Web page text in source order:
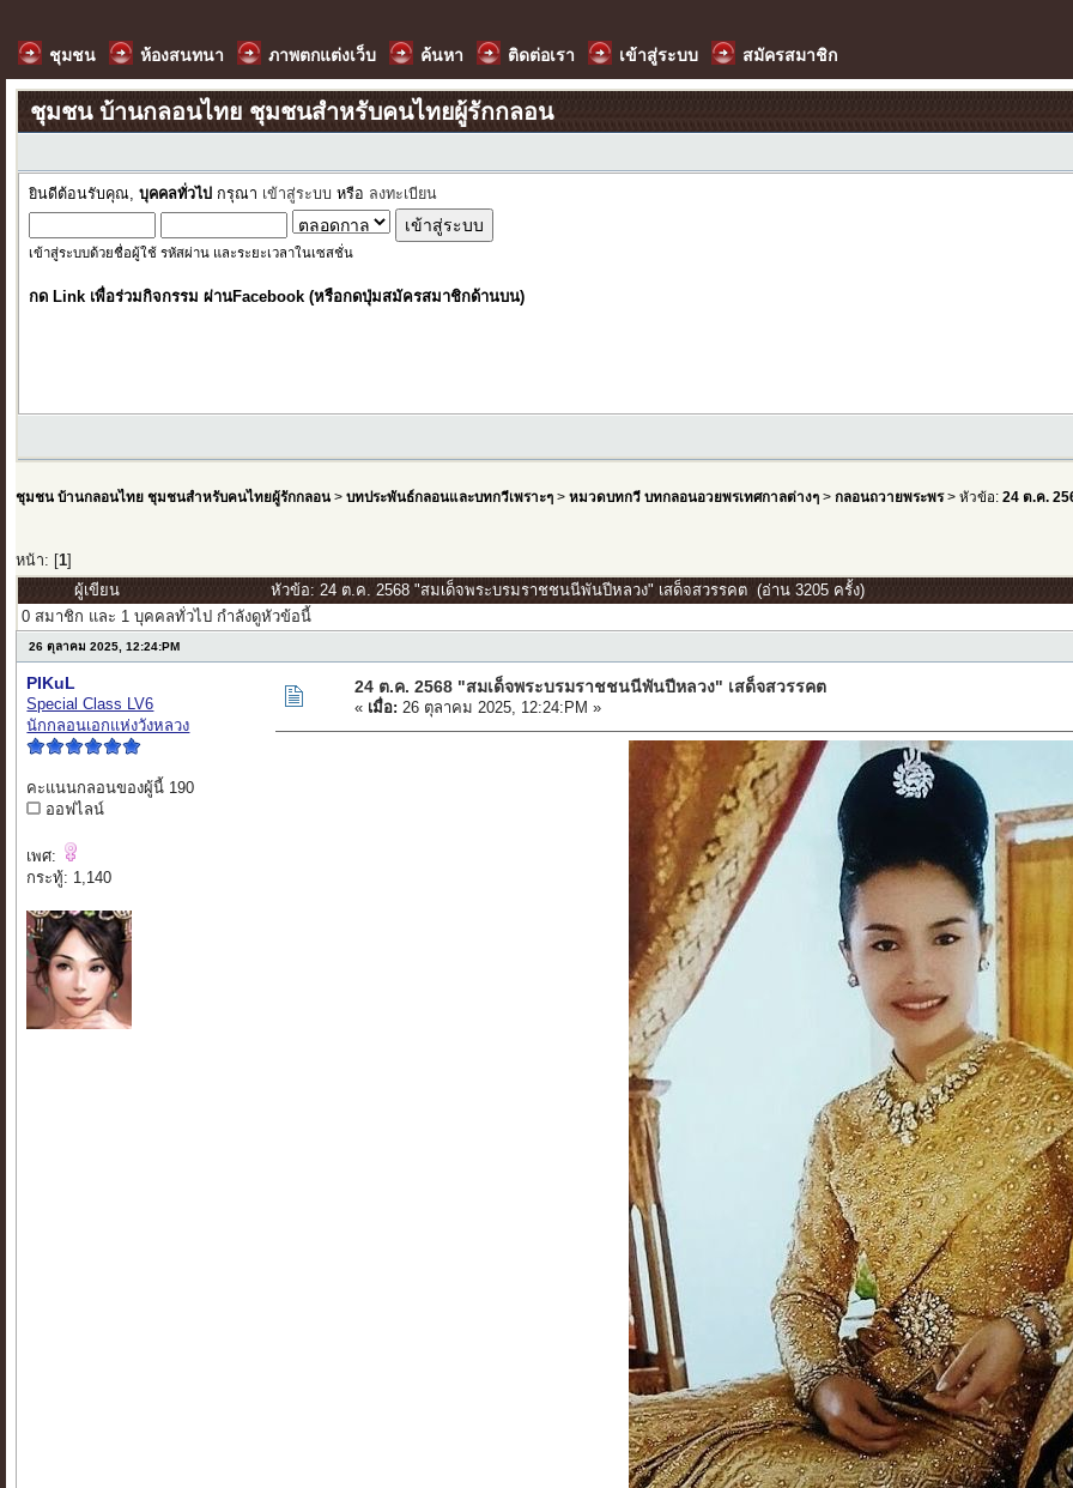
ชุมชน ห้องสนทนา ภาพตกแต่งเว็บ ค้นหา ติดต่อเรา เข้าสู่ระบบ สมัครสมาชิก
ชุมชน บ้านกลอนไทย ชุมชนสำหรับคนไทยผู้รักกลอน
ยินดีต้อนรับคุณ,บุคคลทั่วไป กรุณา เข้าสู่ระบบ หรือ ลงทะเบียน
เข้าสู่ระบบด้วยชื่อผู้ใช้ รหัสผ่าน และระยะเวลาในเซสชั่น
กด Link เพื่อร่วมกิจกรรม ผ่านFacebook (หรือกดปุ่มสมัครสมาชิกด้านบน)
ชุมชน บ้านกลอนไทย ชุมชนสำหรับคนไทยผู้รักกลอน >บทประพันธ์กลอนและบทกวีเพราะๆ >หมวดบทกวี บทกลอนอวยพรเทศกาลต่างๆ >กลอนถวายพระพร> หัวข้อ:24 ต.ค.
หน้า: [1
ผู้เขียน
หัวข้อ: 24 ต.ค. 2568 "สมเด็จพระบรมราชชนนีพันปีหลวง" เสด็จสวรรคต (อ่าน 3205 ครั้ง)
0 สมาชิก และ 1 บุคคลทั่วไป กำลังดูหัวข้อนี้
26 ตุลาคม 2025, 12:24:PM
PIKuL
Special Class LV6
นักกลอนเอกแห่งวังหลวง
คะแนนกลอนของผู้นี้ 190
ออฟไลน์
เพศ:
กระทู้: 1,140
24 ต.ค. 2568 "สมเด็จพระบรมราชชนนีพันปีหลวง" เสด็จสวรรคต
« เมื่อ: 26 ตุลาคม 2025, 12:24:PM »